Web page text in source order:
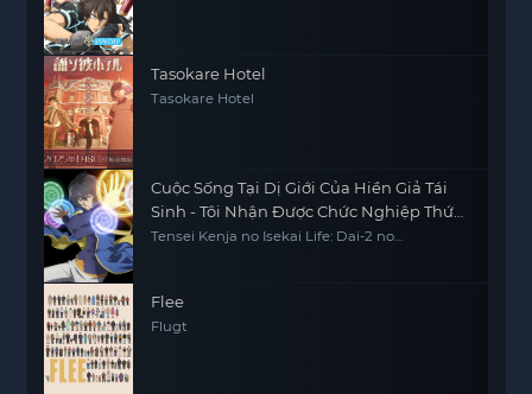
Tasokare Hotel
Tasokare Hotel
Cuộc Sống Tại Dị Giới Của Hiền Giả Tái
Sinh - Tôi Nhận Được Chức Nghiệp Thứ
Hai, Và Đã Trở Thành Người Mạnh Nhất
Tensei Kenja no Isekai Life: Dai-2 no
Sage in the World
Flee
Flugt